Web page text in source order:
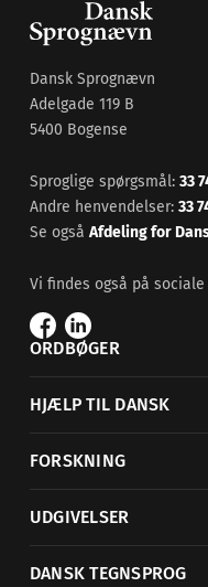
Dansk Sprognævn
Adelgade 119 B
5400 Bogense
Sproglige spørgsmål: 33
Andre henvendelser: 33
Se også Afdeling for
Vi findes også på
ORDBØGER
HJÆLP TIL DANSK
FORSKNING
UDGIVELSER
DANSK TEGNSPROG